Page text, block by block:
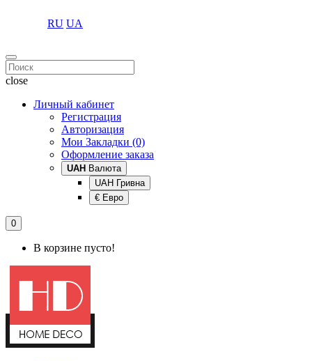
RU UA
close
Личный кабинет
Регистрация
Авторизация
Мои Закладки (0)
Оформление заказа
UAH Валюта
UAH Гривна
€ Евро
0
В корзине пусто!